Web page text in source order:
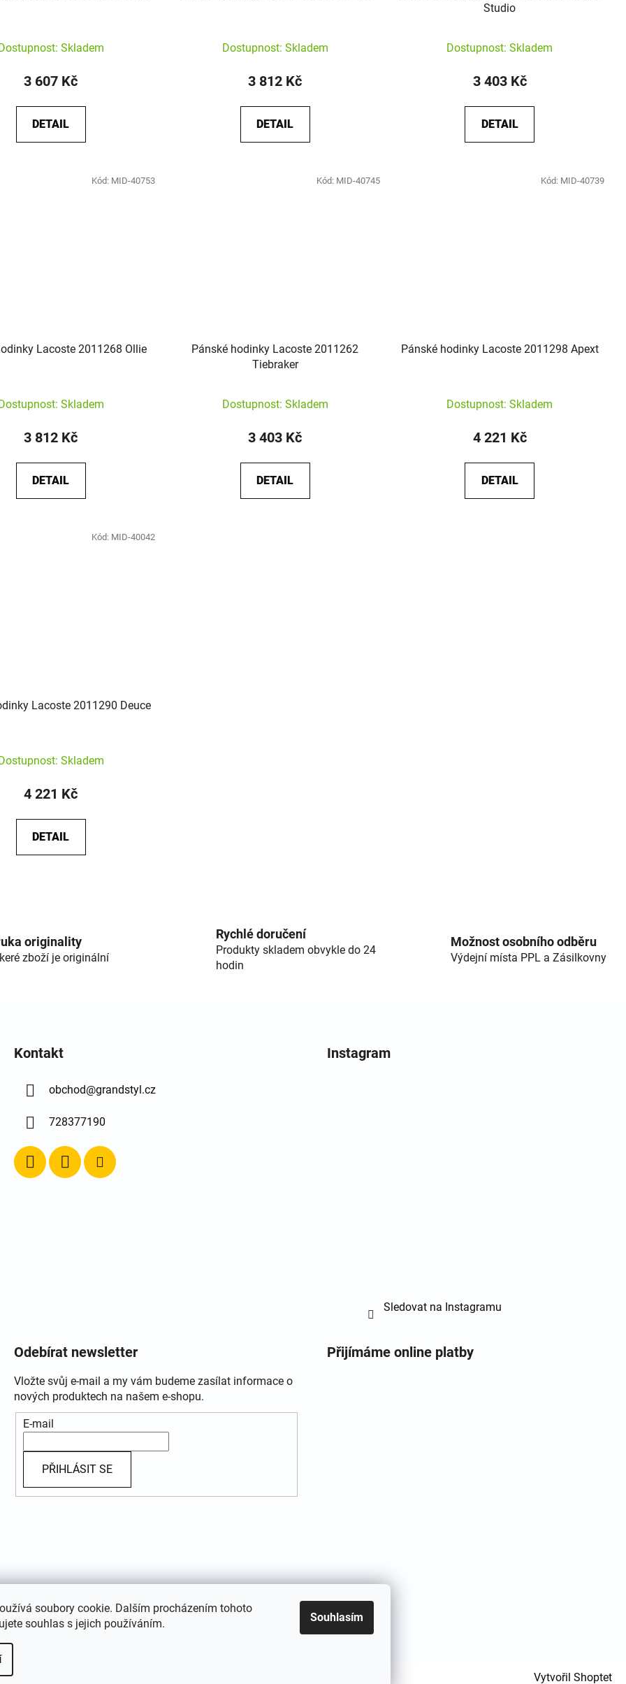
soubory cookie. Dalším procházením tohoto
souhlas s jejich používáním.
Souhlasím
Skladem
3 607 Kč
DETAIL
Dostupnost: Skladem
3 812 Kč
DETAIL
Studio
Dostupnost: Skladem
3 403 Kč
DETAIL
Lacoste 2011268 Ollie
Skladem
3 812 Kč
DETAIL
Kód: MID-40753
Pánské hodinky Lacoste 2011262
Tiebraker
Dostupnost: Skladem
3 403 Kč
DETAIL
Kód: MID-40745
Pánské hodinky Lacoste 2011298 Apext
Dostupnost: Skladem
4 221 Kč
DETAIL
Kód: MID-40739
Lacoste 2011290 Deuce
Skladem
4 221 Kč
DETAIL
Kód: MID-40042
originality
zboží je originální
Rychlé doručení
Produkty skladem obvykle do 24
hodin
Možnost osobního odběru
Výdejní místa PPL a Zásilkovny
Kontakt
obchod@grandstyl.cz
728377190
Instagram
Sledovat na Instagramu
Odebírat newsletter
Vložte svůj e-mail a my vám budeme zasílat informace o
nových produktech na našem e-shopu.
E-mail
PŘIHLÁSIT SE
Přijímáme online platby
Vytvořil Shoptet